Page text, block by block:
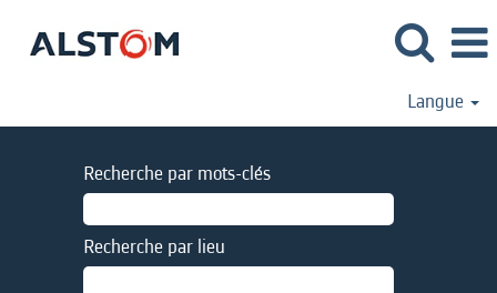
Langue
Recherche par mots-clés
Recherche par lieu